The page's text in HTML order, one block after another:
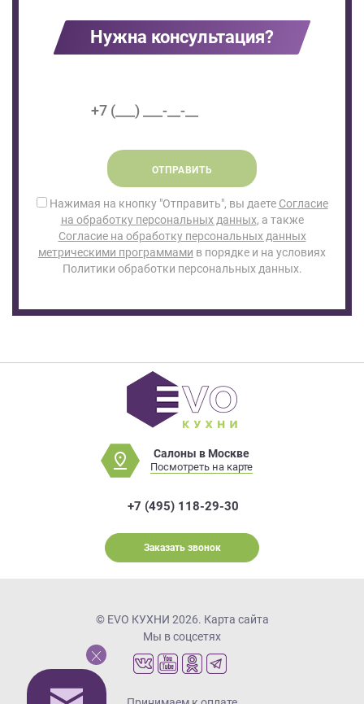
Нужна консультация?
ОТПРАВИТЬ
Нажимая на кнопку "Отправить", вы даете Согласие
на обработку персональных данных, а также
Согласие на обработку персональных данных
метрическими программами в порядке и на условиях
Политики обработки персональных данных.
Салоны в Москве
Посмотреть на карте
+7 (495) 118-29-30
Заказать звонок
© EVO КУХНИ 2026. Карта сайта
Мы в соцсетях